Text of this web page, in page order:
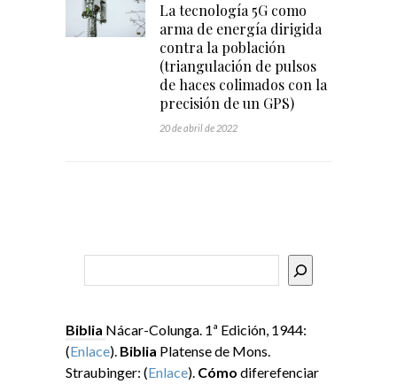
La tecnología 5G como
arma de energía dirigida
contra la población
(triangulación de pulsos
de haces colimados con la
precisión de un GPS)
20 de abril de 2022
Biblia Nácar-Colunga. 1ª Edición, 1944:
(Enlace). Biblia Platense de Mons.
Straubinger: (Enlace). Cómo diferefenciar